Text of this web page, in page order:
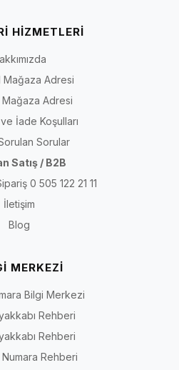
HİZMETLERİ
Mağaza Adresi
Adresi
İade Koşulları
Sorular
Satış / B2B
0 505 122 21 11
İletişim
Blog
MERKEZİ
Bilgi Merkezi
Rehberi
Rehberi
Numara Rehberi